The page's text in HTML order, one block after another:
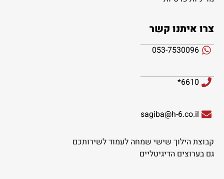
צרו איתנו קשר
053-7530096
6610*
sagiba@h-6.co.il
קבוצת הילוך שישי שמחה לעמוד לשירותכם
גם בערוצים הדיגיטליים